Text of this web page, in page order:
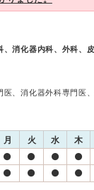
、消化器内科、外科、
医、消化器外科専門医
月 火 水 木